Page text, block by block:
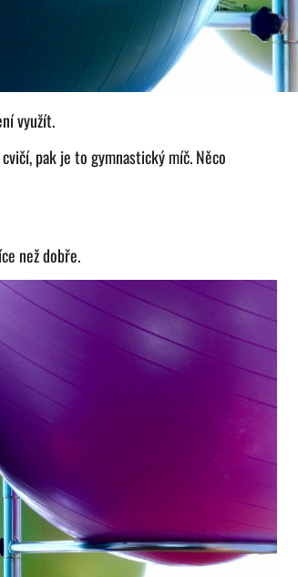
využít.
pak je to gymnastický míč. Něco
než dobře.